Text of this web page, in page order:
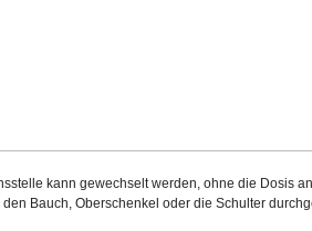
kann gewechselt werden, ohne die Dosis
Bauch, Oberschenkel oder die Schulter